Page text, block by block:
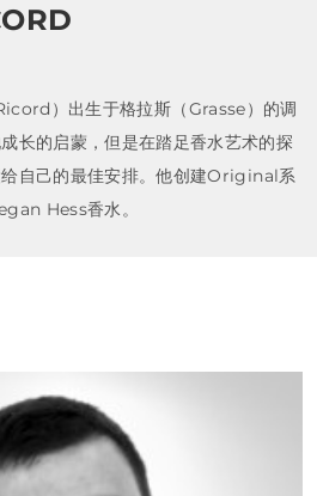
）出生于格拉斯（Grasse）的调
长的启蒙，但是在踏足香水艺术的探
自己的最佳安排。他创建Original系
Hess香水。